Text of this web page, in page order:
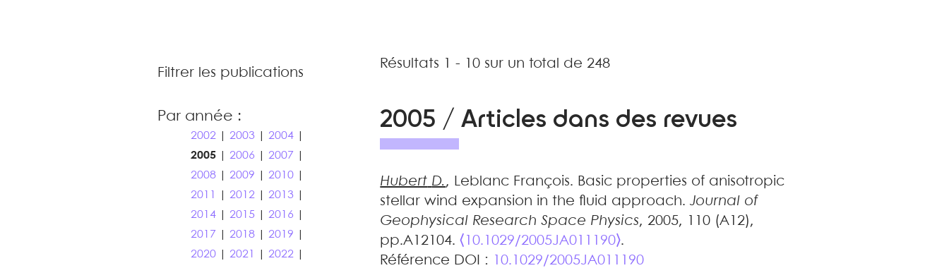
Filtrer les publications
Par année :
2002 |2003 |2004
2005 |2006 |2007
2008 |2009 |2010
2011
|2012 |2013
2014 |2015 |2016
2017 |2018 |2019
2020 |2021 |2022
Résultats 1 - 10 sur un total de 248
2005 / Articles dans des revues
Hubert D., Leblanc François. Basic properties of anisotropic
stellar wind expansion in the fluid approach.Journal of
Geophysical Research Space Physics, 2005, 110 (A12),
pp.A12104.⟨10.1029/2005JA011190⟩.
Référence DOI :
10.1029/2005JA011190